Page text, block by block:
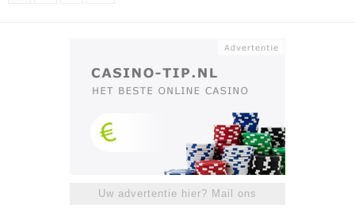
Uw advertentie hier? Mail ons